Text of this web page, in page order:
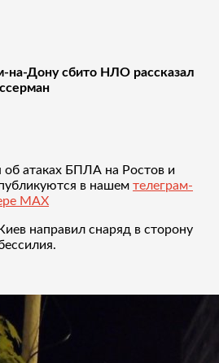
на-Дону сбито НЛО рассказал
атаках БПЛА на Ростов и
в нашем телеграм-
MAX
направил снаряд в сторону